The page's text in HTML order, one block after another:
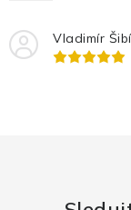
Vladimír